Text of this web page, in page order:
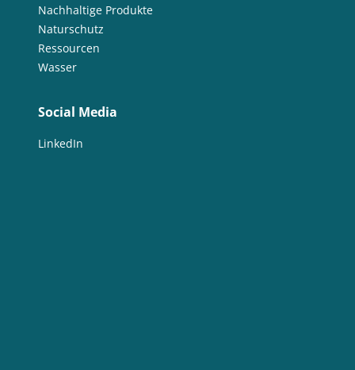
Nachhaltige Produkte
Naturschutz
Ressourcen
Wasser
Social Media
LinkedIn